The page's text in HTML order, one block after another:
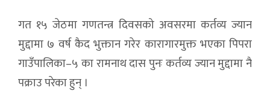
गत १५ जेठमा गणतन्त्र दिवसको अवसरमा कर्तव्य ज्यान
मुद्दामा ७ वर्ष कैद भुक्तान गरेर कारागारमुक्त भएका पिपरा
गाउँपालिका–५ का रामनाथ दास पुनः कर्तव्य ज्यान मुद्दामा नै
पक्राउ परेका हुन् ।